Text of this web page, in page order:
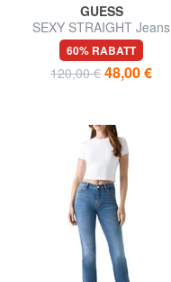
GUESS
SEXY STRAIGHT Jeans
60% RABATT
120,00 € 48,00 €